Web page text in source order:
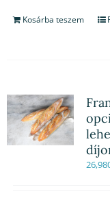
Kosárba teszem